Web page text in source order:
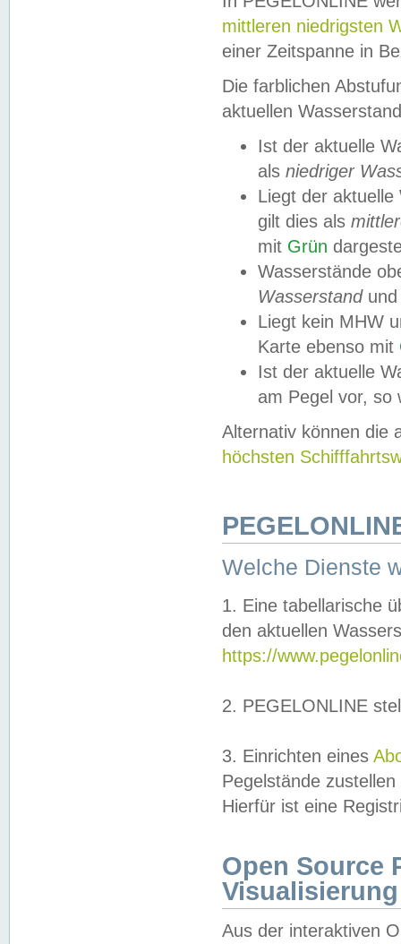
mittleren niedrigsten
einer Zeitspanne in
Die farblichen
aktuellen
Ist der aktuelle
als niedriger
Liegt der
gilt dies als
mit Grün
Wasserstände
Wasserstandund
Liegt kein MHW
Karte ebenso mit
Ist der aktuelle
am Pegel vor,
Alternativ können die
höchsten
Welche Dienste
1. Eine tabellarische
den aktuellen
https://
2. PEGELONLINE
3. Einrichten eines
Pegelstände
Hierfür ist eine
Open Source
Visualisierung
Aus der interaktiven